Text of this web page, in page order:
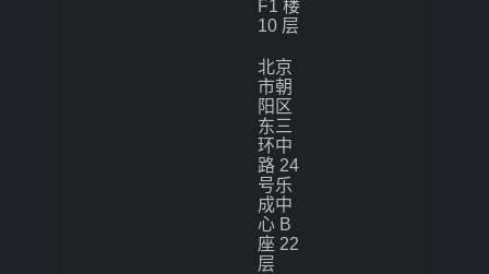
F1 楼
10 层
北京
市朝
阳区
东三
环中
路 24
号乐
成中
心 B
座 22
层